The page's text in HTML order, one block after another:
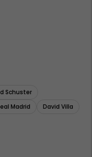
Schuster
Madrid David Villa